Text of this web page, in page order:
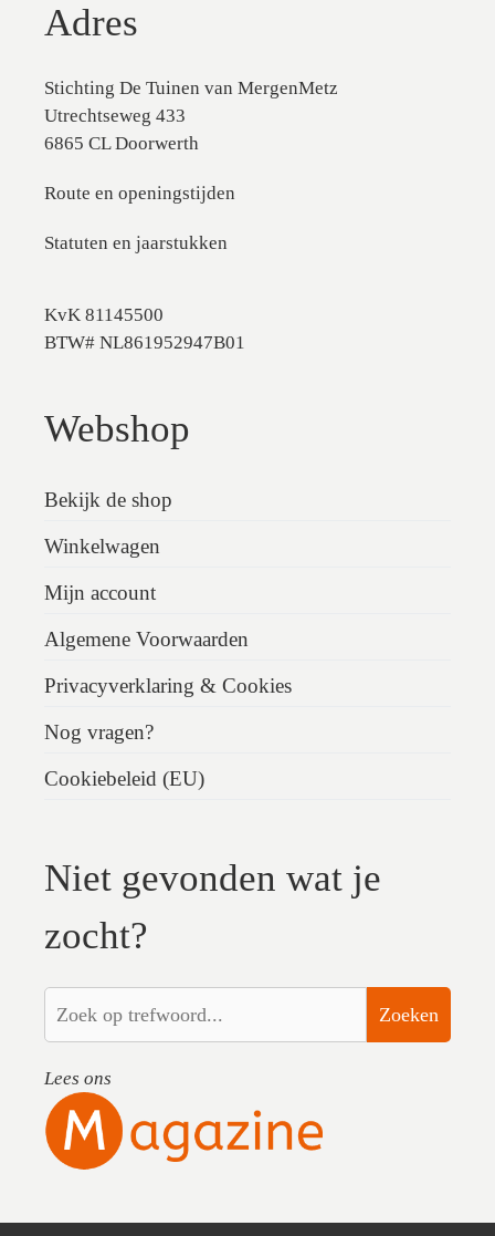
Adres
Stichting De Tuinen van MergenMetz
Utrechtseweg 433
6865 CL Doorwerth
Route en openingstijden
Statuten en jaarstukken
KvK 81145500
BTW# NL861952947B01
Webshop
Bekijk de shop
Winkelwagen
Mijn account
Algemene Voorwaarden
Privacyverklaring & Cookies
Nog vragen?
Cookiebeleid (EU)
Niet gevonden wat je
zocht?
Zoeken
Lees ons